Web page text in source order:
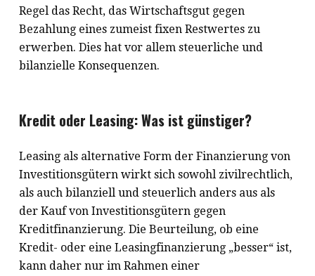
Regel das Recht, das Wirtschaftsgut gegen
Bezahlung eines zumeist fixen Restwertes zu
erwerben. Dies hat vor allem steuerliche und
bilanzielle Konsequenzen.
Kredit oder Leasing: Was ist günstiger?
Leasing als alternative Form der Finanzierung von
Investitionsgütern wirkt sich sowohl zivilrechtlich,
als auch bilanziell und steuerlich anders aus als
der Kauf von Investitionsgütern gegen
Kreditfinanzierung. Die Beurteilung, ob eine
Kredit- oder eine Leasingfinanzierung „besser“ ist,
kann daher nur im Rahmen einer